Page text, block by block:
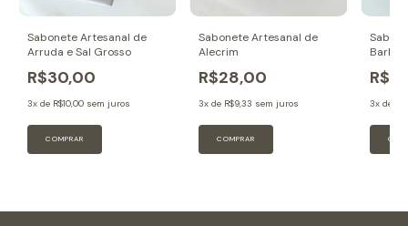
Sabonete Artesanal de
Arruda e Sal Grosso
R$30,00
3x de R$10,00 sem juros
Sabonete Artesanal de
Alecrim
R$28,00
3x de R$9,33 sem juros 3x de